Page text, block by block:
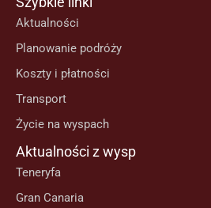
Aktualności
Planowanie podróży
Koszty i płatności
Transport
Życie na wyspach
Aktualności z wysp
Teneryfa
Gran Canaria